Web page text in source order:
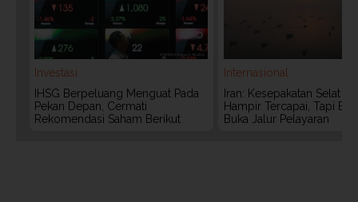
Investasi
IHSG Berpeluang Menguat Pada
Pekan Depan, Cermati
Rekomendasi Saham Berikut
Internasional
Iran: Kesepakatan Selat
Hampir Tercapai, Tapi
Buka Jalur Pelayaran